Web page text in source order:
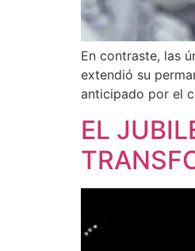
En contraste, las
extendió su
anticipado por el
EL